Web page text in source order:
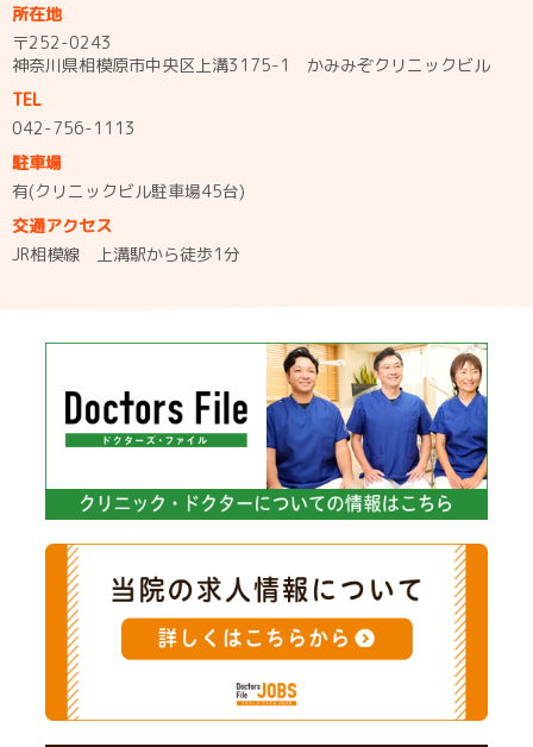
所在地
〒252-0243
神奈川県相模原市中央区上溝3175-1 かみみぞクリニックビル
TEL
042-756-1113
駐車場
有(クリニックビル駐車場45台)
交通アクセス
JR相模線 上溝駅から徒歩1分